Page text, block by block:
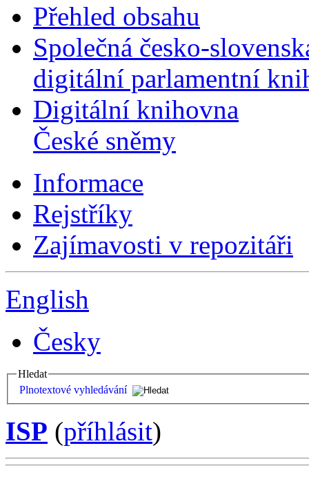
Přehled obsahu
Společná česko-
digitální parlamentní
Digitální knihovna
České sněmy
Informace
Rejstříky
Zajímavosti v repozitáři
English
Česky
Hledat
Plnotextové vyhledávání
ISP (příhlásit)